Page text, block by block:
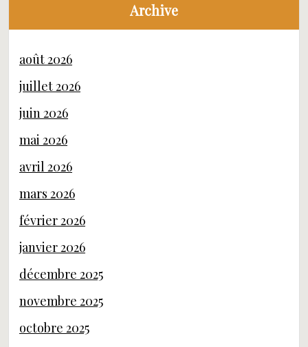
Archive
août 2026
juillet 2026
juin 2026
mai 2026
avril 2026
mars 2026
février 2026
janvier 2026
décembre 2025
novembre 2025
octobre 2025